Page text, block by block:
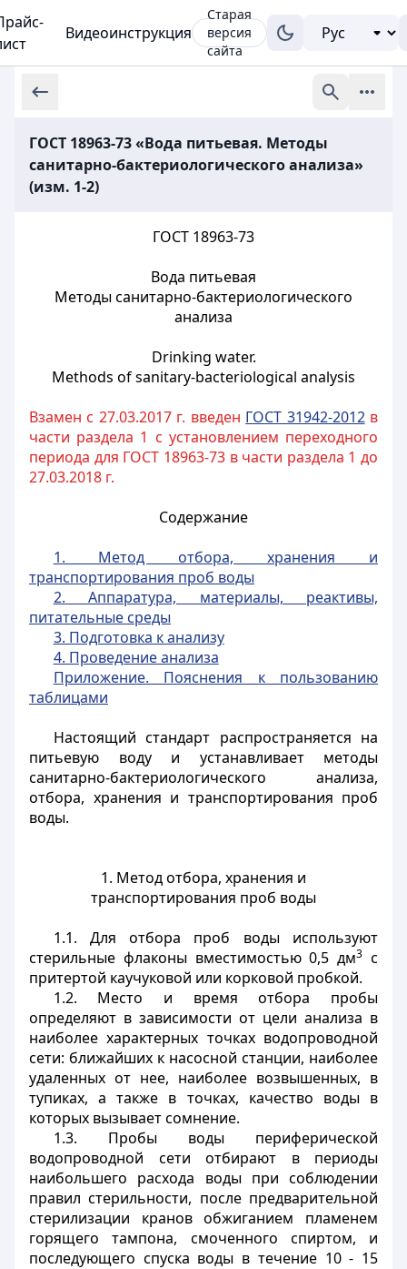
Видеоинструкция
Старая
версия
сайта
ГОСТ 18963-73 «Вода питьевая. Методы
санитарно-бактериологического анализа»
(изм. 1-2)
ГОСТ 18963-73
Вода питьевая
Методы санитарно-бактериологического
анализа
Drinking water.
Methods of sanitary-bacteriological analysis
Взамен с 27.03.2017 г. введен ГОСТ 31942-2012в
части раздела 1 с установлением переходного
периода для ГОСТ 18963-73 в части раздела 1 до
27.03.2018 г.
Содержание
1. Метод отбора, хранения и
транспортирования проб воды
2. Аппаратура, материалы, реактивы,
питательные среды
3. Подготовка к анализу
4. Проведение анализа
Приложение. Пояснения к пользованию
таблицами
Настоящий стандарт распространяется на
питьевую воду и устанавливает методы
санитарно-бактериологического анализа,
отбора, хранения и транспортирования проб
воды.
1. Метод отбора, хранения и
транспортирования проб воды
1.1. Для отбора проб воды используют
стерильные флаконы вместимостью 0,5 дм3 с
притертой каучуковой или корковой пробкой.
1.2. Место и время отбора пробы
определяют в зависимости от цели анализа в
наиболее характерных точках водопроводной
сети: ближайших к насосной станции, наиболее
удаленных от нее, наиболее возвышенных, в
тупиках, а также в точках, качество воды в
которых вызывает сомнение.
1.3. Пробы воды периферической
водопроводной сети отбирают в периоды
наибольшего расхода воды при соблюдении
правил стерильности, после предварительной
стерилизации кранов обжиганием пламенем
горящего тампона, смоченного спиртом, и
последующего спуска воды в течение 10 - 15